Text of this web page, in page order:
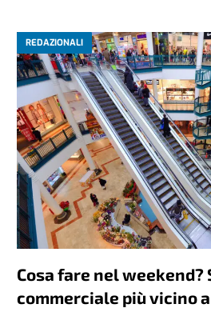
REDAZIONALI
Cosa fare nel
commerciale più vicino